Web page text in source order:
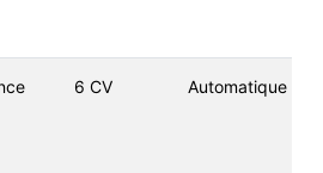
6 CV Automatique